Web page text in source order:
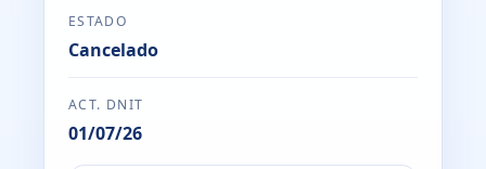
ESTADO
Cancelado
ACT. DNIT
01/07/26